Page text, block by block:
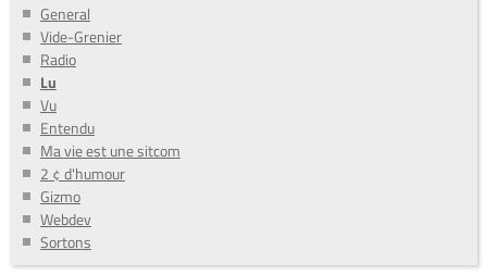
General
Vide-Grenier
Radio
Lu
Vu
Entendu
Ma vie est une sitcom
2 ¢ d'humour
Gizmo
Webdev
Sortons